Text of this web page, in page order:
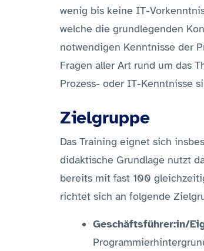
wenig bis keine IT-
welche die grundlegenden
notwendigen Kenntnisse der
Fragen aller Art rund um das
Prozess- oder IT-Kenntnisse
Zielgruppe
Das Training eignet sich
didaktische Grundlage nutzt
bereits mit fast 100
richtet sich an folgende
Geschäftsführer:in/